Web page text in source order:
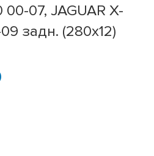
00-07, JAGUAR X-
задн. (280x12)